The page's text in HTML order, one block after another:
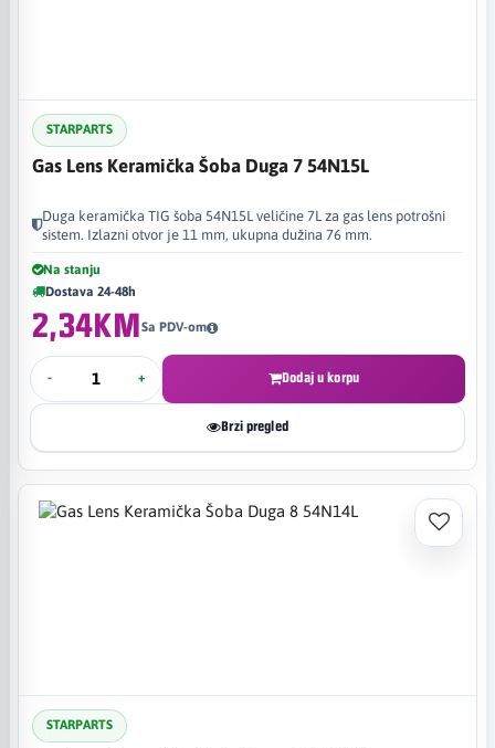
STARPARTS
Gas Lens Keramička Šoba Duga 7 54N15L
Duga keramička TIG šoba 54N15L veličine 7L za gas lens potrošni
sistem. Izlazni otvor je 11 mm, ukupna dužina 76 mm.
Na stanju
Dostava 24-48h
2,34KMSa PDV-om
- + Dodaj u korpu
Brzi pregled
STARPARTS